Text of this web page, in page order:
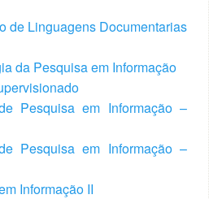
de Linguagens Documentarias
da Pesquisa em Informação
Pesquisa em Informação –
Pesquisa em Informação –
Informação II